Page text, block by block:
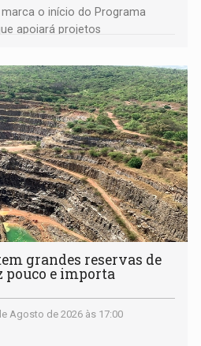
marca o início do Programa
apoiará projetos
poderá ser feita até 1º de
grandes reservas de
pouco e importa
Agosto de 2026 às 17:00